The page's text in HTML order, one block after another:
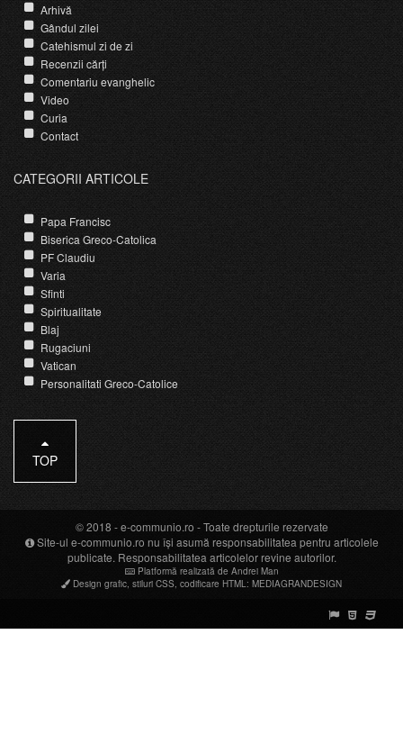
Arhivă
Gândul zilei
Catehismul zi de zi
Recenzii cărți
Comentariu evanghelic
Video
Curia
Contact
CATEGORII ARTICOLE
Papa Francisc
Biserica Greco-Catolica
PF Claudiu
Varia
Sfinti
Spiritualitate
Blaj
Rugaciuni
Vatican
Personalitati Greco-Catolice
TOP
© 2018 -e-communio.ro - Toate drepturile rezervate
Site-ul e-communio.ro nu își asumă responsabilitatea pentru articolele
publicate. Responsabilitatea articolelor revine autorilor.
Platformă realizată de Andrei Man
Design grafic stiluri CSS codificare HTML : MEDIAGRANDESIGN